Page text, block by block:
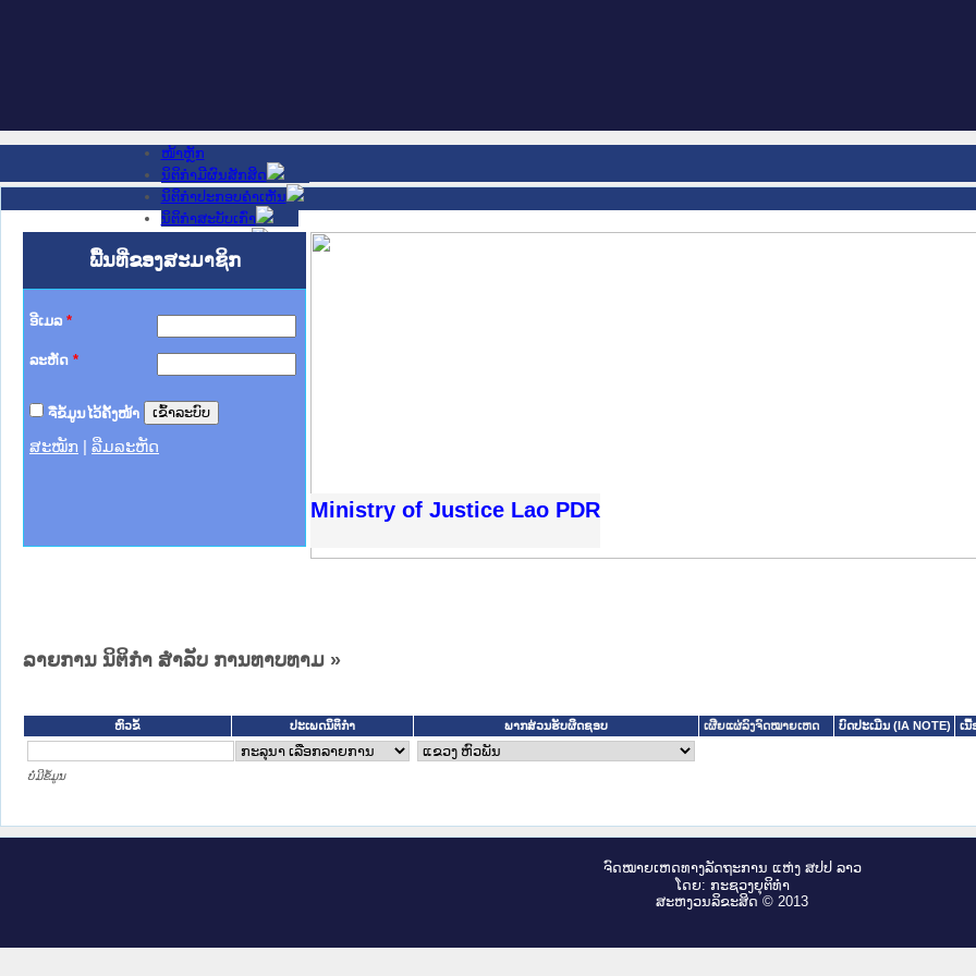
ໜ້າຫຼັກ
ນິຕິກໍາມີຜົນສັກສິດ
ນິຕິກໍາປະກອບຄໍາເຫັນ
ນິຕິກໍາສະບັບເກົ່າ
ເວັບໄຊອື່ນໆ
ຊ່ວຍເຫຼືອ
ພື້ນທີ່ຂອງສະມາຊິກ
ອີເມລ *
ລະຫັດ *
ຈື່ຂໍ້ມູນໄວ້ຄັ້ງໜ້າ
ສະໝັກ ລືມລະຫັດ
Ministry of Justice Lao PDR
າປະຊາຊົນ ພາກເໜືອ
ດຖະການ
ພາກກາງ
ພາກໃຕ້
າຄານຕຳຫຼວດປະຊາຊົນ
ຄານສັນຕິບານປະຊາຊົນ
ງພາກເໜືອ
າປະຊາຊົນ ພາກກາງ
ລາຍການ ນິຕິກໍາ ສໍາລັບ ການທາບທາມ »
ຫົວຂໍ້ ປະເພດນິຕິກຳ ພາກສ່ວນຮັບຜິດຊອບ ເຜີຍແຜ່ລົງຈົດໝາຍເຫດ ບົດປະເມີນ (IA NOTE) ເນື້
ບໍ່ມີຂໍ້ມູນ
ຈົດ​ໝາຍ​ເຫດ​ທາງ​ລັດ​ຖະ​ການ ແຫ່ງ ສ​ປ​ປ ລາວ
ໂດຍ: ກະ​ຊວງຍຸ​ຕິ​ທຳ
ສະ​ຫງວນ​ລິ​ຂະ​ສິດ © 2013